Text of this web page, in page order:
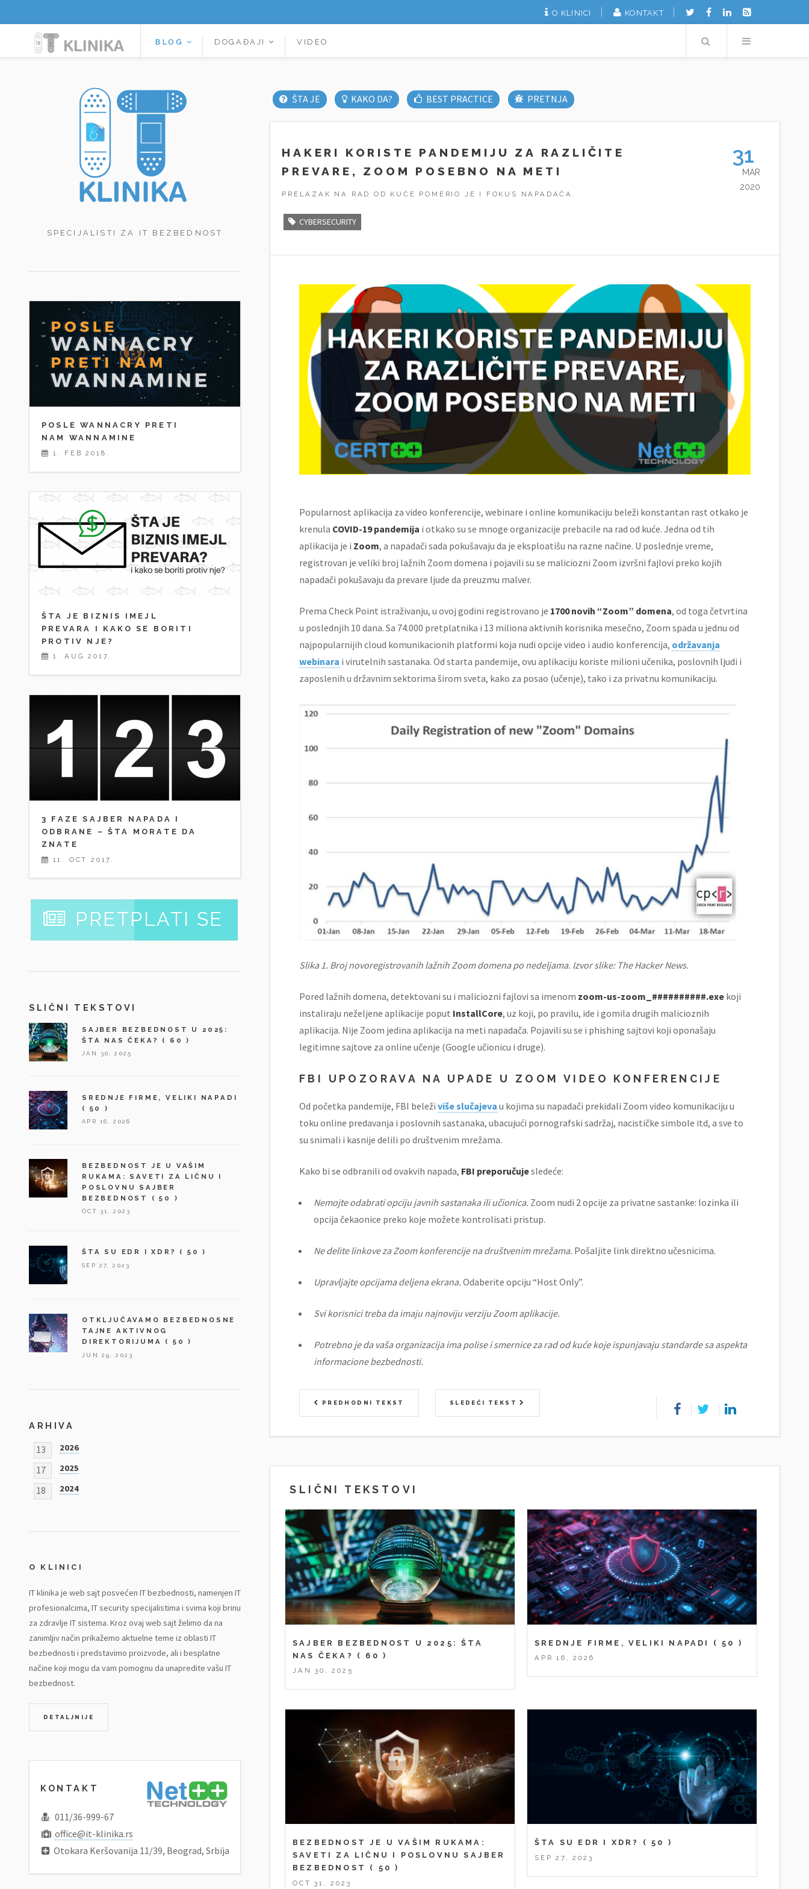
O KLINICI KONTAKT
BLOG DOGAĐAJI VIDEO Search
ŠTA JE KAKO DA? BEST PRACTICE PRETNJA
HAKERI KORISTE PANDEMIJU ZA RAZLIČITE
PREVARE, ZOOM POSEBNO NA METI
PRELAZAK NA RAD OD KUĆE POMERIO JE I FOKUS NAPADAČA.
CYBERSECURITY
31
MAR
2020
Popularnost aplikacija za video konferencije, webinare i online komunikaciju beleži konstantan rast otkako je
krenula COVID-19 pandemija i otkako su se mnoge organizacije prebacile na rad od kuće. Jedna od tih
aplikacija je i Zoom, a napadači sada pokušavaju da je eksploatišu na razne načine. U poslednje vreme,
registrovan je veliki broj lažnih Zoom domena i pojavili su se maliciozni Zoom izvršni fajlovi preko kojih
napadači pokušavaju da prevare ljude da preuzmu malver.
Prema Check Point istraživanju, u ovoj godini registrovano je 1700 novih “Zoom” domena, od toga četvrtina
u poslednjih 10 dana. Sa 74.000 pretplatnika i 13 miliona aktivnih korisnika mesečno, Zoom spada u jednu od
najpopularnijih cloud komunikacionih platformi koja nudi opcije video i audio konferencija, održavanja
webinara i virutelnih sastanaka. Od starta pandemije, ovu aplikaciju koriste milioni učenika, poslovnih ljudi i
zaposlenih u državnim sektorima širom sveta, kako za posao (učenje), tako i za privatnu komunikaciju.
Slika 1. Broj novoregistrovanih lažnih Zoom domena po nedeljama. Izvor slike: The Hacker News.
Pored lažnih domena, detektovani su i maliciozni fajlovi sa imenom zoom-us-zoom_##########.exe koji
instaliraju neželjene aplikacije poput InstallCore, uz koji, po pravilu, ide i gomila drugih malicioznih
aplikacija. Nije Zoom jedina aplikacija na meti napadača. Pojavili su se i phishing sajtovi koji oponašaju
legitimne sajtove za online učenje (Google učionicu i druge).
FBI UPOZORAVA NA UPADE U ZOOM VIDEO KONFERENCIJE
Od početka pandemije, FBI beleži više slučajeva u kojima su napadači prekidali Zoom video komunikaciju u
toku online predavanja i poslovnih sastanaka, ubacujući pornografski sadržaj, nacističke simbole itd, a sve to
su snimali i kasnije delili po društvenim mrežama.
Kako bi se odbranili od ovakvih napada, FBI preporučujesledeće:
Nemojte odabrati opciju javnih sastanaka ili učionica. Zoom nudi 2 opcije za privatne sastanke: lozinka ili
opcija čekaonice preko koje možete kontrolisati pristup.
Ne delite linkove za Zoom konferencije na društvenim mrežama. Pošaljite link direktno učesnicima.
Upravljajte opcijama deljena ekrana. Odaberite opciju “Host Only”.
Svi korisnici treba da imaju najnoviju verziju Zoom aplikacije.
Potrebno je da vaša organizacija ima polise i smernice za rad od kuće koje ispunjavaju standarde sa aspekta
informacione bezbednosti.
PREDHODNI TEKST SLEDEĆI TEKST
SLIČNI TEKSTOVI
SAJBER BEZBEDNOST U 2025: ŠTA
NAS ČEKA?
( 60 )
JAN 30, 2025
SREDNJE FIRME, VELIKI NAPADI ( 50 )
APR 16, 2026
BEZBEDNOST JE U VAŠIM RUKAMA:
SAVETI ZA LIČNU I POSLOVNU SAJBER
BEZBEDNOST
( 50 )
OCT 31, 2023
ŠTA SU EDR I XDR? ( 50 )
SEP 27, 2023
SPECIJALISTI ZA IT BEZBEDNOST
POSLE WANNACRY PRETI
NAM WANNAMINE
1. FEB 2018.
ŠTA JE BIZNIS IMEJL
PREVARA I KAKO SE BORITI
PROTIV NJE?
1. AUG 2017.
3 FAZE SAJBER NAPADA I
ODBRANE – ŠTA MORATE DA
ZNATE
11. OCT 2017.
PRETPLATI SE
SLIČNI TEKSTOVI
SAJBER BEZBEDNOST U 2025:
ŠTA NAS ČEKA?
( 60 )
JAN 30, 2025
SREDNJE FIRME, VELIKI NAPADI
( 50 )
APR 16, 2026
BEZBEDNOST JE U VAŠIM
RUKAMA: SAVETI ZA LIČNU I
POSLOVNU SAJBER
BEZBEDNOST
( 50 )
OCT 31, 2023
ŠTA SU EDR I XDR? ( 50 )
SEP 27, 2023
OTKLJUČAVAMO BEZBEDNOSNE
TAJNE AKTIVNOG
DIREKTORIJUMA
( 50 )
JUN 29, 2023
ARHIVA
13 2026
17 2025
18 2024
O KLINICI
IT klinika je web sajt posvećen IT bezbednosti, namenjen IT
profesionalcima, IT security specijalistima i svima koji brinu
za zdravlje IT sistema. Kroz ovaj web sajt želimo da na
zanimljiv način prikažemo aktuelne teme iz oblasti IT
bezbednosti i predstavimo proizvode, ali i besplatne
načine koji mogu da vam pomognu da unapredite vašu IT
bezbednost.
DETALJNIJE
KONTAKT
011/36-999-67
office@it-klinika.rs
Otokara Keršovanija 11/39, Beograd, Srbija